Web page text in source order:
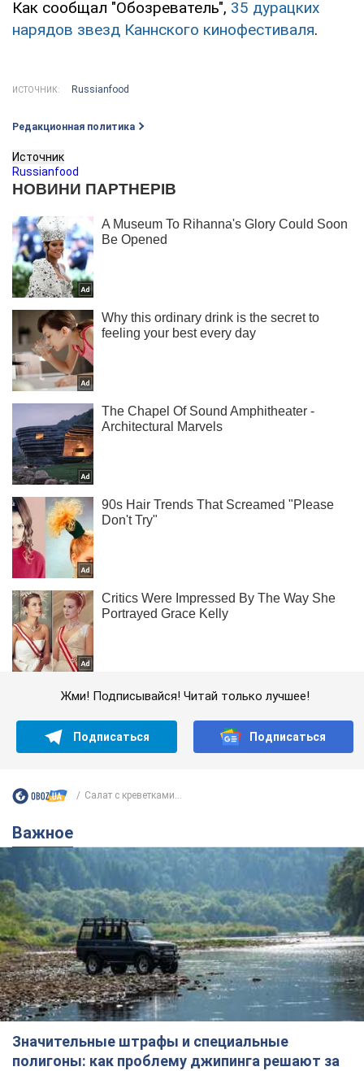
Как сообщал "Обозреватель", 35 дурацких
нарядов звезд Каннского кинофестиваля.
ИСТОЧНИК: Russianfood
Редакционная политика
Источник
Russianfood
Жми! Подписывайся! Читай только лучшее!
Подписаться Подписаться
Салат с креветками...
Важное
Значительные штрафы и специальные
полигоны: как проблему джипинга решают за